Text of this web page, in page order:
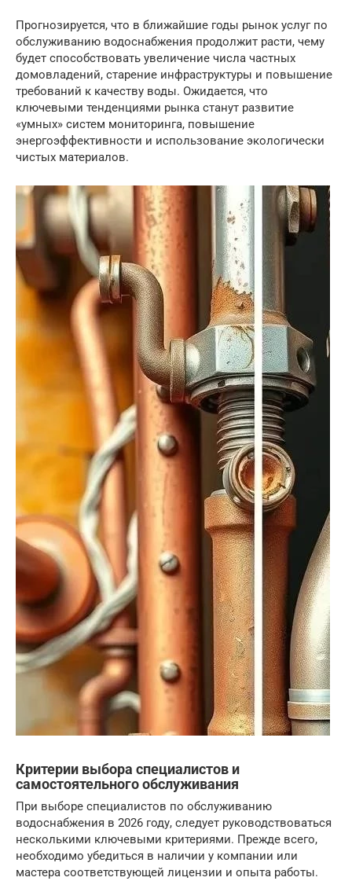
Прогнозируется, что в ближайшие годы рынок услуг по
обслуживанию водоснабжения продолжит расти, чему
будет способствовать увеличение числа частных
домовладений, старение инфраструктуры и повышение
требований к качеству воды. Ожидается, что
ключевыми тенденциями рынка станут развитие
«умных» систем мониторинга, повышение
энергоэффективности и использование экологически
чистых материалов.
Критерии выбора специалистов и
самостоятельного обслуживания
При выборе специалистов по обслуживанию
водоснабжения в 2026 году, следует руководствоваться
несколькими ключевыми критериями. Прежде всего,
необходимо убедиться в наличии у компании или
мастера соответствующей лицензии и опыта работы.